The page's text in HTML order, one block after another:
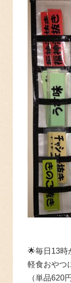
🌟毎日13時
軽食おやつ
（単品620